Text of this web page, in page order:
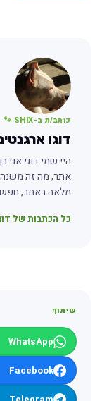
כותב/ת ב-SHIX 🐾
דוגו
היי שמי דוגי אני
אתר, מה זה משנה
מלאה באתר, חפשו
כל הכתבות של
שיתוף
WhatsApp
Facebook